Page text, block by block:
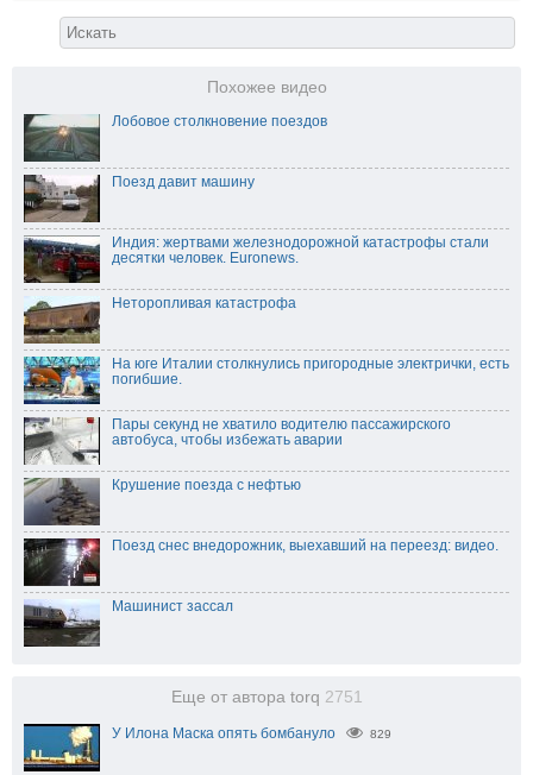
Похожее видео
Лобовое столкновение поездов
Поезд давит машину
Индия: жертвами железнодорожной катастрофы стали
десятки человек. Euronews.
Неторопливая катастрофа
На юге Италии столкнулись пригородные электрички, есть
погибшие.
Пары секунд не хватило водителю пассажирского
автобуса, чтобы избежать аварии
Крушение поезда с нефтью
Поезд снес внедорожник, выехавший на переезд: видео.
Машинист зассал
Еще от автора torq 2751
У Илона Маска опять бомбануло 829